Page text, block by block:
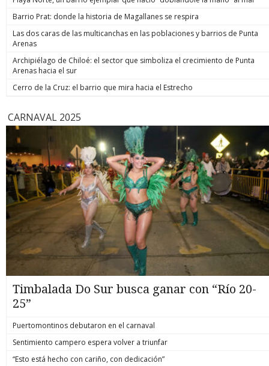
hoy está
todos los
anunció
Barrio Prat: donde la historia de Magallanes se respira
Las dos caras de las multicanchas en las poblaciones y barrios de Punta
Arenas
Archipiélago de Chiloé: el sector que simboliza el crecimiento de Punta
Arenas hacia el sur
Cerro de la Cruz: el barrio que mira hacia el Estrecho
CARNAVAL 2025
Timbalada Do Sur busca ganar con “Río 20-
25”
Puertomontinos debutaron en el carnaval
Sentimiento campero espera volver a triunfar
“Esto está hecho con cariño, con dedicación”